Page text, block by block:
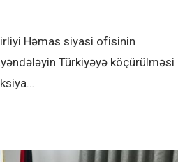
Həmas siyasi ofisinin
Türkiyəyə köçürülməsi